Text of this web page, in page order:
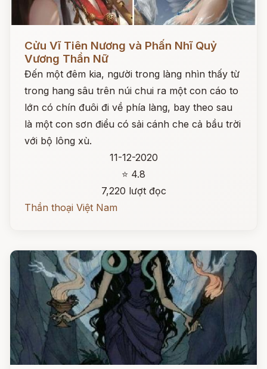
Cửu Vĩ Tiên Nương và Phấn Nhĩ Quỷ
Vương Thần Nữ
Đến một đêm kia, người trong làng nhìn thấy từ
trong hang sâu trên núi chui ra một con cáo to
lớn có chín đuôi đi về phía làng, bay theo sau
là một con sơn điểu có sải cánh che cả bầu trời
với bộ lông xù.
11-12-2020
⭐ 4.8
7,220 lượt đọc
Thần thoại Việt Nam